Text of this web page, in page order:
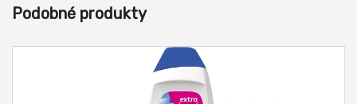
Podobné produkty